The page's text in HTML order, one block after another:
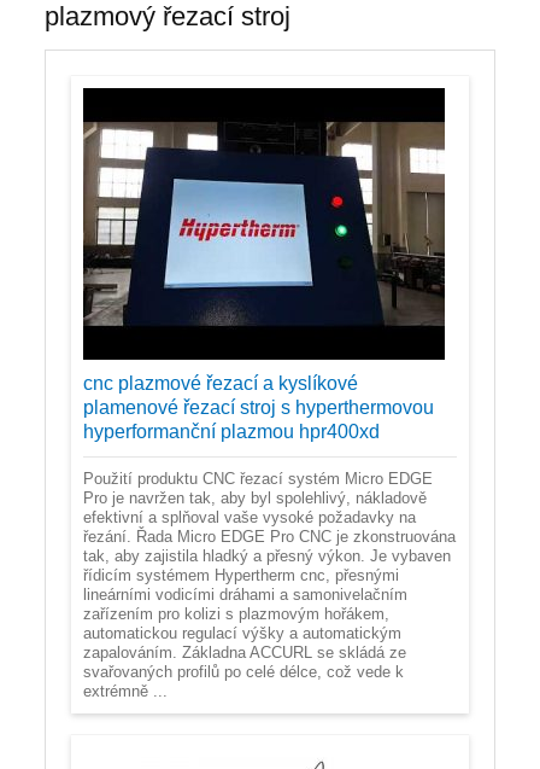
plazmový řezací stroj
cnc plazmové řezací a kyslíkové
plamenové řezací stroj s hyperthermovou
hyperformanční plazmou hpr400xd
Použití produktu CNC řezací systém Micro EDGE
Pro je navržen tak, aby byl spolehlivý, nákladově
efektivní a splňoval vaše vysoké požadavky na
řezání. Řada Micro EDGE Pro CNC je zkonstruována
tak, aby zajistila hladký a přesný výkon. Je vybaven
řídicím systémem Hypertherm cnc, přesnými
lineárními vodicími dráhami a samonivelačním
zařízením pro kolizi s plazmovým hořákem,
automatickou regulací výšky a automatickým
zapalováním. Základna ACCURL se skládá ze
svařovaných profilů po celé délce, což vede k
extrémně ...